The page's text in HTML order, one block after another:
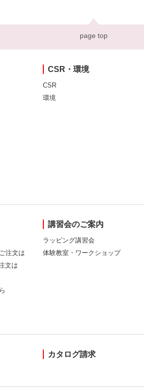
page top
CSR・環境
CSR
環境
注文は
文は
講習会のご案内
ラッピング講習会
体験教室・ワークショップ
カタログ請求